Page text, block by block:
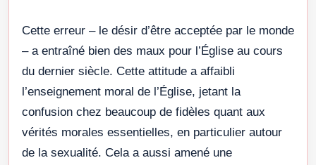
Cette erreur – le désir d’être acceptée par le monde
– a entraîné bien des maux pour l’Église au cours
du dernier siècle. Cette attitude a affaibli
l’enseignement moral de l’Église, jetant la
confusion chez beaucoup de fidèles quant aux
vérités morales essentielles, en particulier autour
de la sexualité. Cela a aussi amené une